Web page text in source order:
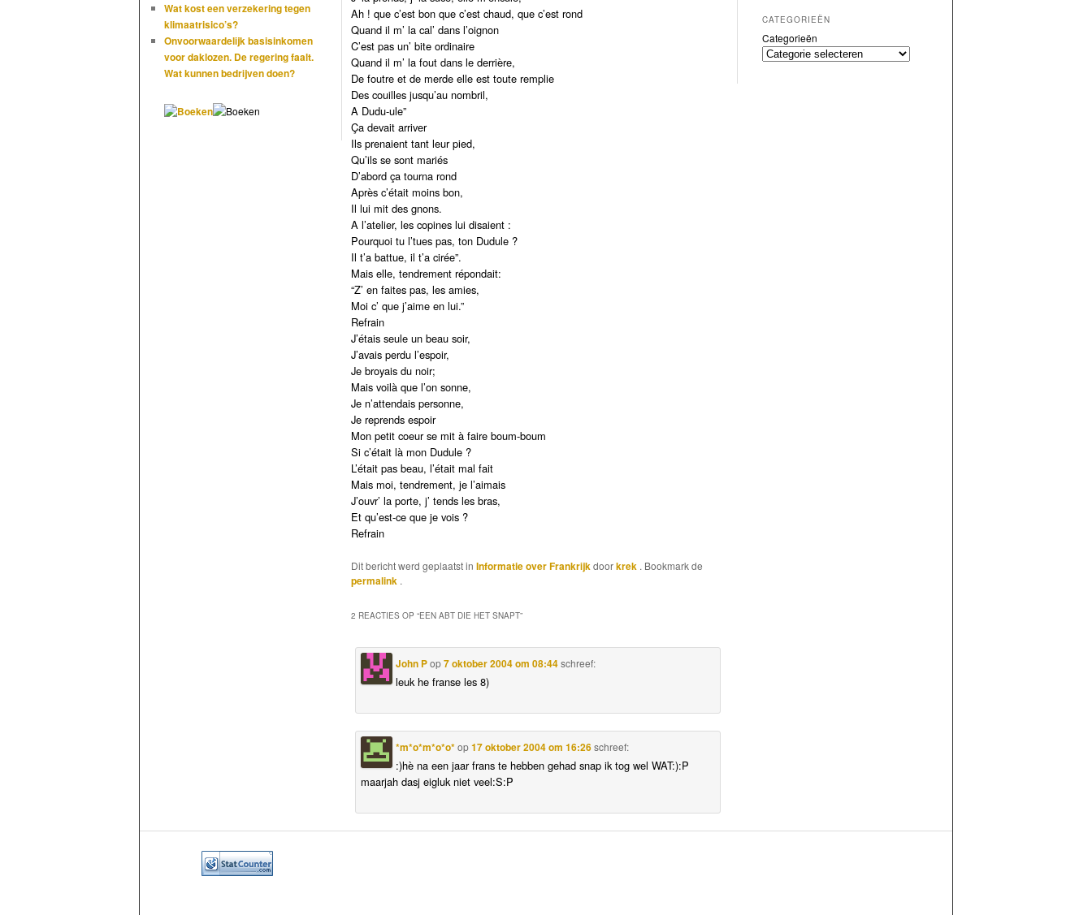
Ah ! que c’est bon que c’est chaud, que c’est rond
Quand il m’ la cal’ dans l’oignon
C’est pas un’ bite ordinaire
Quand il m’ la fout dans le derrière,
De foutre et de merde elle est toute remplie
Des couilles jusqu’au nombril,
A Dudu-ule”
Ça devait arriver
Ils prenaient tant leur pied,
Qu’ils se sont mariés
D’abord ça tourna rond
Après c’était moins bon,
Il lui mit des gnons.
A l’atelier, les copines lui disaient :
Pourquoi tu l’tues pas, ton Dudule ?
Il t’a battue, il t’a cirée”.
Mais elle, tendrement répondait:
“Z’ en faites pas, les amies,
Moi c’ que j’aime en lui.”
Refrain
J’étais seule un beau soir,
J’avais perdu l’espoir,
Je broyais du noir;
Mais voilà que l’on sonne,
Je n’attendais personne,
Je reprends espoir
Mon petit coeur se mit à faire boum-boum
Si c’était là mon Dudule ?
L’était pas beau, l’était mal fait
Mais moi, tendrement, je l’aimais
J’ouvr’ la porte, j’ tends les bras,
Et qu’est-ce que je vois ?
Refrain
Dit bericht werd geplaatst inInformatie over Frankrijkdoorkrek . Bookmark de
permalink .
2 REACTIES OP “EEN ABT DIE HET SNAPT”
John Pop7 oktober 2004 om 08:44schreef:
leuk he franse les 8)
*m*o*m*o*o*op17 oktober 2004 om 16:26schreef:
:)hè na een jaar frans te hebben gehad snap ik tog wel WAT:):P
maarjah dasj eigluk niet veel:S:P
Wat kost een verzekering tegen
klimaatrisico’s?
Onvoorwaardelijk basisinkomen
voor daklozen. De regering faalt.
Wat kunnen bedrijven doen?
CATEGORIEËN
Categorieën